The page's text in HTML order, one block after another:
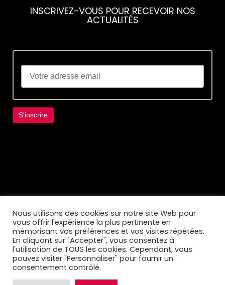
INSCRIVEZ-VOUS POUR RECEVOIR NOS
ACTUALITÉS
Nous utilisons des cookies sur notre site Web pour
vous offrir l'expérience la plus pertinente en
mémorisant vos préférences et vos visites répétées.
En cliquant sur "Accepter", vous consentez à
l'utilisation de TOUS les cookies. Cependant, vous
pouvez visiter "Personnaliser" pour fournir un
consentement contrôlé.